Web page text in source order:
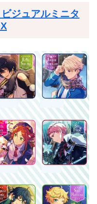
ジュアルミニタ